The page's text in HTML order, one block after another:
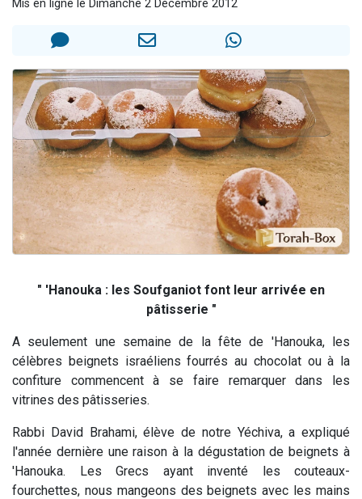
Eli vient de donner son Maasser
3 personnes viennent de faire un don pour Événements Torah-Box
2 personnes viennent de nous rejoindre sur WhatsApp
Mis en ligne le Dimanche 2 Décembre 2012
" 'Hanouka : les Soufganiot font leur arrivée en
pâtisserie "
A seulement une semaine de la fête de 'Hanouka, les
célèbres beignets israéliens fourrés au chocolat ou à la
confiture commencent à se faire remarquer dans les
vitrines des pâtisseries.
Rabbi David Brahami, élève de notre Yéchiva, a expliqué
l'année dernière une raison à la dégustation de beignets à
'Hanouka. Les Grecs ayant inventé les couteaux-
fourchettes, nous mangeons des beignets avec les mains